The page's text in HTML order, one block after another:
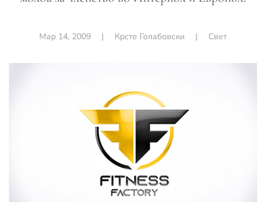
Мар 14, 2009 | Крсте Голабовски | Свет